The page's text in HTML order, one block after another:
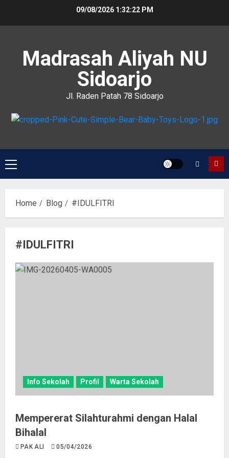
09/08/2026 1:32:22 PM
Madrasah Aliyah NU
Sidoarjo
Jl. Raden Patah 78 Sidoarjo
Home Blog #IDULFITRI
#IDULFITRI
Info Sekolah Profil Warta Sekolah
Mempererat Silahturahmi dengan Halal
Bihalal
PAK ALI 05/04/2026